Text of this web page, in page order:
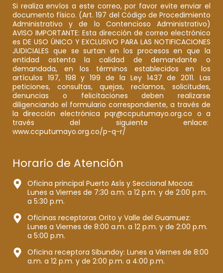
Si realiza envíos a este correo, por favor evite enviar el
documento físico. (Art. 197 del Código de Procedimiento
Administrativo y de lo Contencioso Administrativo)
AVISO IMPORTANTE: Esta dirección de correo electrónico
es DE USO ÚNICO Y EXCLUSIVO PARA LAS NOTIFICACIONES
JUDICIALES que se surtan en los procesos en que la
entidad ostenta la calidad de demandante o
demandada, en los términos establecidos en los
artículos 197, 198 y 199 de la Ley 1437 de 2011. Las
peticiones, consultas, quejas, reclamos, solicitudes,
denuncias o felicitaciones deben realizarse
diligenciando el formulario correspondiente, a través de
la dirección electrónica pqr@ccputumayo.org.co o a
través del siguiente enlace:
www.ccputumayo.org.co/p-q-r/
Horario de Atención
Oficina principal Puerto Asís y Seccional Mocoa:
Lunes a Viernes de 7:30 a.m. a 12 p.m. y de 2:00 p.m.
a 5:30 p.m.
Oficinas receptoras Orito y Valle del Guamuez:
Lunes a Viernes de 8:00 a.m. a 12 p.m. y de 2:00 p.m.
a 5:00 p.m.
Oficina receptora Sibundoy: Lunes a Viernes de 8:00
a.m. a 12 p.m. y de 2:00 p.m. a 4:00 p.m.